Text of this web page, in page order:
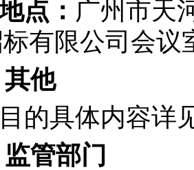
点： 广州市天
有限公司会议
其他
的具体内容详
监管部门